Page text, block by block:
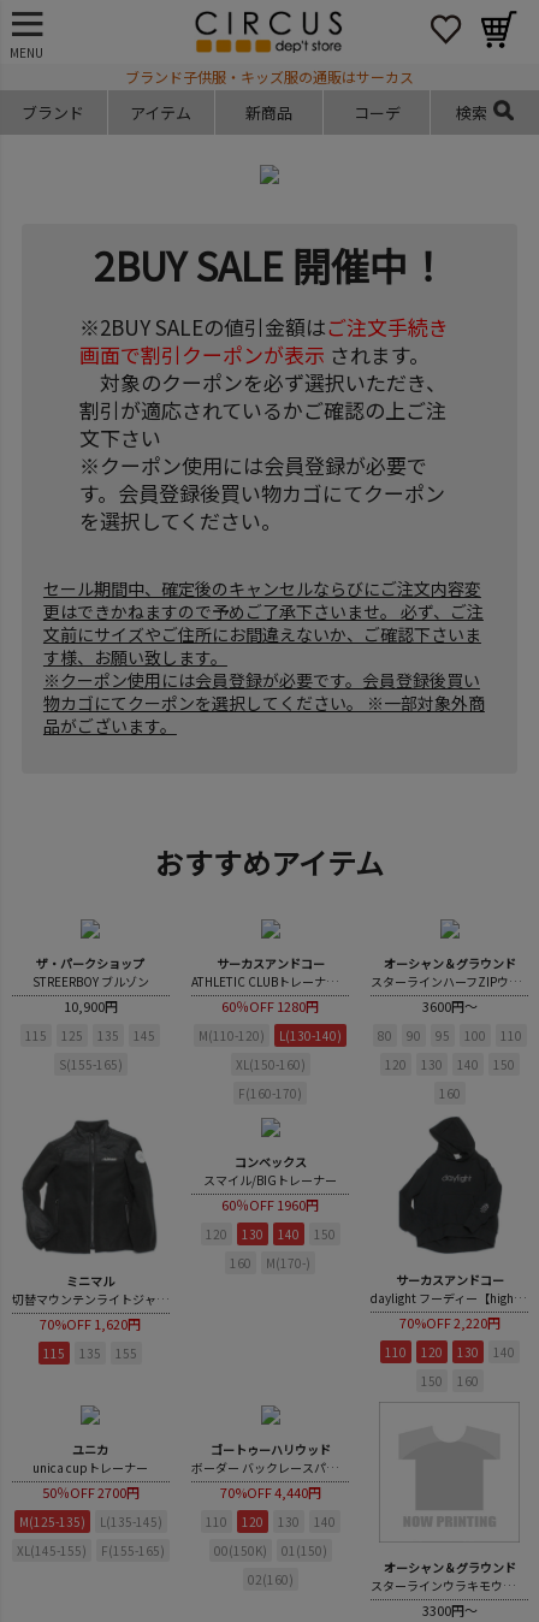
MENU
ブランド子供服・キッズ服の通販はサーカス
ブランド アイテム 新商品 コーデ 検索
2BUY SALE 開催中！
※2BUY SALEの値引金額はご注文手続き
画面で割引クーポンが表示 されます。
対象のクーポンを必ず選択いただき、
割引が適応されているかご確認の上ご注
文下さい
※クーポン使用には会員登録が必要で
す。会員登録後買い物カゴにてクーポン
を選択してください。
セール期間中、確定後のキャンセルならびにご注文内容変
更はできかねますので予めご了承下さいませ。 必ず、ご注
文前にサイズやご住所にお間違えないか、ご確認下さいま
す様、お願い致します。
※クーポン使用には会員登録が必要です。会員登録後買い
物カゴにてクーポンを選択してください。 ※一部対象外商
品がございます。
おすすめアイテム
ザ・パークショップ
STREERBOY ブルゾン
10,900円
115 125 135
145
S(155-165)
サーカスアンドコー
ATHLETIC CLUBトレーナー【GENERATOR”×“CIRCUS＆CO. LIMITED EDITION】
60％OFF1280円
M(110-120)
L(130-140)
XL(150-160)
F(160-170)
オーシャン＆グラウンド
スターラインハーフZIPウラキモウスウェット
3600円～
80 90 95 100
110
120
130 140
150
160
ミニマル
切替マウンテンライトジャケット
70%OFF1,620円
115 135 155
コンベックス
スマイル/BIGトレーナー
60％OFF1960円
120 130 140
150
160
M(170-)
サーカスアンドコー
daylight フーディー【highking×CIRCUS＆CO. LIMITED EDITION】
70%OFF2,220円
110 120 130
140
150
160
ユニカ
unica cupトレーナー
50％OFF2700円
M(125-135)
L(135-145)
XL(145-155)
F(155-165)
ゴートゥーハリウッド
ボーダー バックレースパッチ ラガーシャツ
70%OFF4,440円
110 120 130
140
00(150K)
01(150)
02(160)
オーシャン＆グラウンド
スターラインウラキモウスウェットパンツ
3300円～